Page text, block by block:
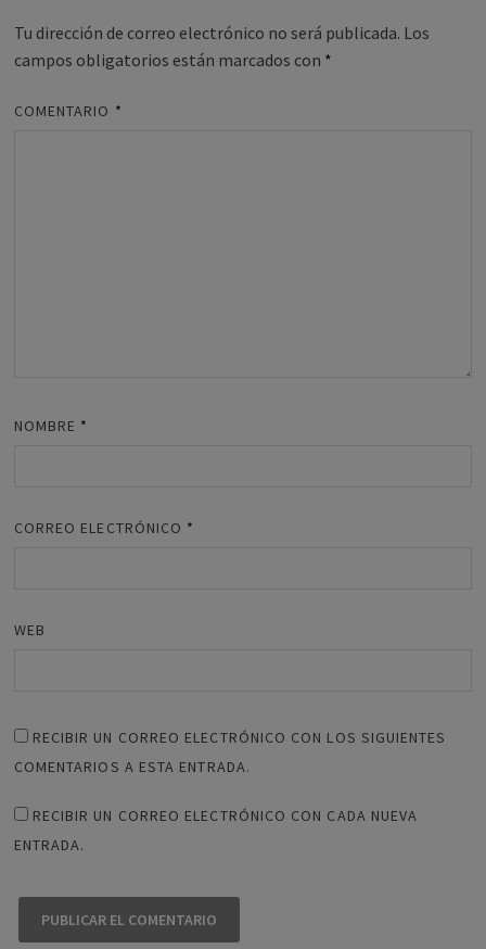
Tu dirección de correo electrónico no será publicada. Los
campos obligatorios están marcados con *
COMENTARIO *
NOMBRE *
CORREO ELECTRÓNICO *
WEB
RECIBIR UN CORREO ELECTRÓNICO CON LOS SIGUIENTES
COMENTARIOS A ESTA ENTRADA.
RECIBIR UN CORREO ELECTRÓNICO CON CADA NUEVA
ENTRADA.